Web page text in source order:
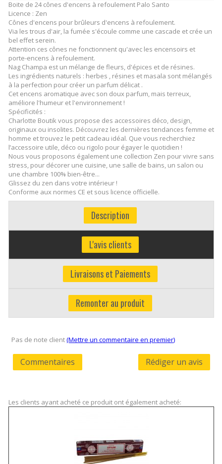
Boite de 24 cônes d'encens à refoulement Palo Santo
Licence : Zen
Cônes d'encens pour brûleurs d'encens à refoulement.
Via les trous d'air, la fumée s'écoule comme une cascade et crée un
bel effet serein.
Attention ces cônes ne fonctionnent qu'avec les encensoirs et
porte-encens à refoulement.
Nag Champa est un mélange de fleurs, d'épices et de résines.
Les ingrédients naturels : herbes , résines et masala sont mélangés
à la perfection pour créer un parfum délicat .
Cet encens aromatique avec son doux parfum, mais terreux,
améliore l'humeur et l'environnement !
Spécificités :
Charlotte Boutik vous propose des accessoires déco, design,
originaux ou insolites. Découvrez les dernières tendances femme et
homme et trouvez le petit cadeau idéal. Que vous recherchiez
l’accessoire utile, déco ou rigolo pour égayer le quotidien !
Nous vous proposons également une collection Zen pour vivre sans
stress, pour décorer une cuisine, une salle de bains, un salon ou
une chambre 100% bien-être...
Glissez du zen dans votre intérieur !
Conforme aux normes CE et sous licence officielle.
Description
L'avis clients
Livraisons et Paiements
Remonter au produit
Pas de note client(Mettre un commentaire en premier)
Commentaires Rédiger un avis
Les clients ayant acheté ce produit ont également acheté: